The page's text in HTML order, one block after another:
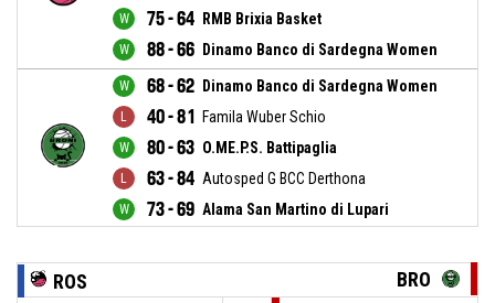
75 - 64 RMB Brixia Basket
88 - 66 Dinamo Banco di Sardegna Women
68 - 62 Dinamo Banco di Sardegna Women
40 - 81 Famila Wuber Schio
80 - 63 O.ME.P.S. Battipaglia
63 - 84 Autosped G BCC Derthona
73 - 69 Alama San Martino di Lupari
ROS BRO